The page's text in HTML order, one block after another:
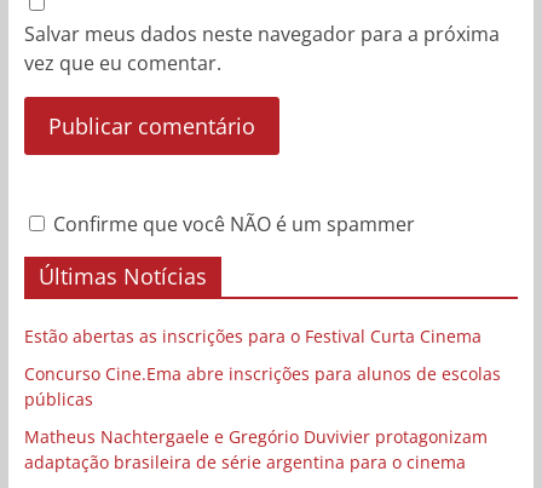
Salvar meus dados neste navegador para a próxima
vez que eu comentar.
Confirme que você NÃO é um spammer
Últimas Notícias
Estão abertas as inscrições para o Festival Curta Cinema
Concurso Cine.Ema abre inscrições para alunos de escolas
públicas
Matheus Nachtergaele e Gregório Duvivier protagonizam
adaptação brasileira de série argentina para o cinema